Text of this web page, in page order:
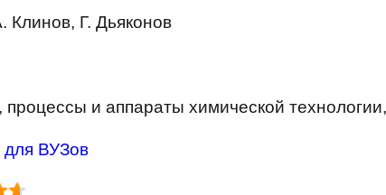
Г. Дьяконов
и аппараты химической
для ВУЗов